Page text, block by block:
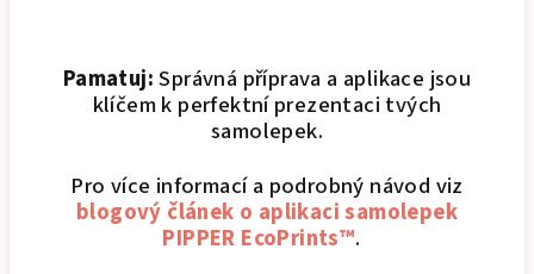
Pamatuj:Správná příprava a aplikace jsou
klíčem k perfektní prezentaci tvých
samolepek.
Pro více informací a podrobný návod viz
blogový článek o aplikaci samolepek
PIPPER EcoPrints™.